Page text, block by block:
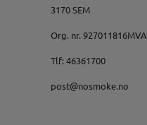
3170 SEM
Org. nr. 927011816MVA
Tlf:46361700
post@nosmoke.no